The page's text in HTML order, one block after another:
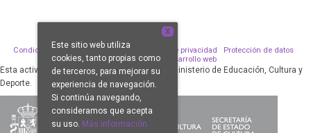
Condiciones de venta Aviso legal Política de privacidad
Protección de datos
Política de Cookies
Desarrollo web
Esta actividad ha sido subvencionada por el Ministerio de Educación, Cultura y
Deporte.
X
Este sitio web utiliza
cookies, tanto propias como
de terceros, para mejorar su
experiencia de navegación.
Si continúa navegando,
consideramos que acepta
su uso. Más información